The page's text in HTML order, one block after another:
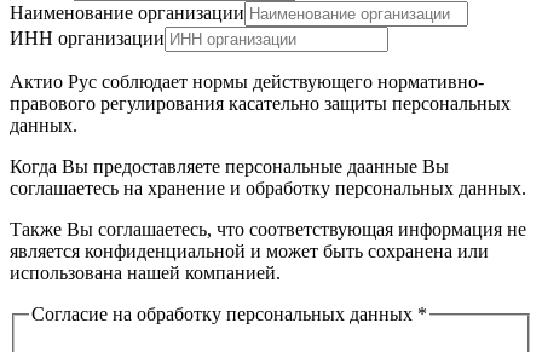
Наименование организации
ИНН организации
Актио Рус соблюдает нормы действующего нормативно-
правового регулирования касательно защиты персональных
данных.
Когда Вы предоставляете персональные даанные Вы
соглашаетесь на хранение и обработку персональных данных.
Также Вы соглашаетесь, что соответствующая информация не
является конфиденциальной и может быть сохранена или
использована нашей компанией.
Согласие на обработку персональных данных *